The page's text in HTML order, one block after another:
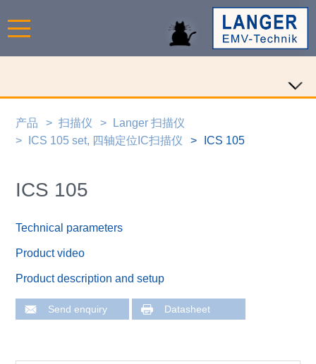
产品 扫描仪
Langer 扫描仪
ICS 105 set, 四轴定位IC扫描仪
ICS 105
ICS 105
Technical parameters
Product video
Product description and setup
Send enquiry Datasheet